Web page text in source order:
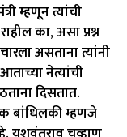
म्हणून त्यांची
का, असा प्रश्न
असताना त्यांनी
नेत्यांची
दिसतात.
बांधिलकी म्हणजे